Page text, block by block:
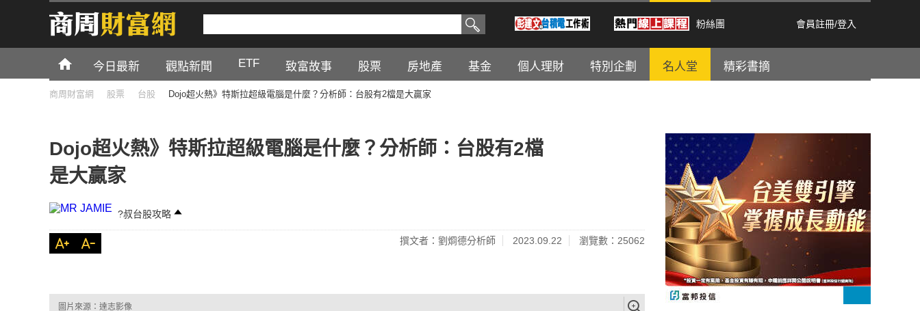
粉絲團 會員註冊/登入
今日最新 觀點新聞 ETF 致富故事 股票 房地產 基金 個人理財 特別企劃 名人堂 精彩書摘
商周財富網 股票 台股 Dojo超火熱》特斯拉超級電腦是什麼？分析師：台股有2檔是大贏家
Dojo超火熱》特斯拉超級電腦是什麼？分析師：台股有2檔
是大贏家
?叔台股攻略
撰文者：劉烱德分析師 2023.09.22 瀏覽數：25062
圖片來源：達志影像